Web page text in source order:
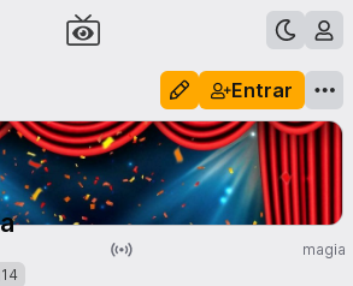
Entrar
magia
14